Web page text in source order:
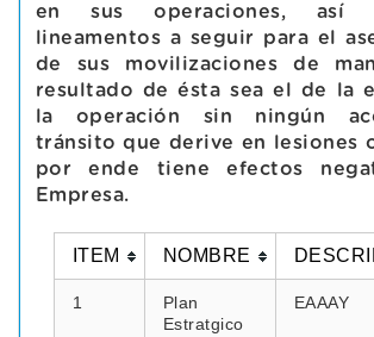
en sus operaciones, así
lineamentos a seguir para el
de sus movilizaciones de
resultado de ésta sea el de la
la operación sin ningún
tránsito que derive en lesiones
por ende tiene efectos
Empresa.
ITEM NOMBRE
1
Plan
Estratgico
EAAAY